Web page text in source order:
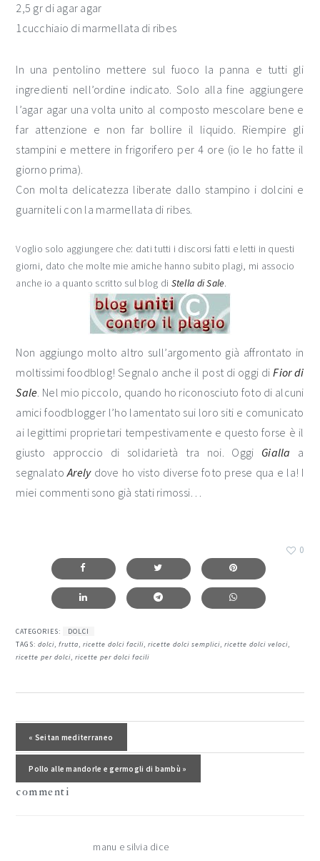
2,5 gr di agar agar
1cucchiaio di marmellata di ribes
In una pentolino mettere sul fuoco la panna e tutti gli
ingredienti nell’ordine indicato. Solo alla fine aggiungere
l’agar agar una volta unito al composto mescolare bene e
far attenzione e non far bollire il liquido. Riempire gli
stampini e mettere in frigorifero per 4 ore (io le ho fatte il
giorno prima).
Con molta delicatezza liberate dallo stampino i dolcini e
guarniteli con la marmellata di ribes.
Voglio solo aggiungere che: dati tutti i discorsi fatti e letti in questi
giorni, dato che molte mie amiche hanno subito plagi, mi associo
anche io a quanto scritto sul blog di Stella di Sale.
Non aggiungo molto altro sull’argomento già affrontato in
moltissimi foodblog! Segnalo anche il post di oggi diFior di
Sale. Nel mio piccolo, quando ho riconosciuto foto di alcuni
amici foodblogger l’ho lamentato sui loro siti e comunicato
ai legittimi proprietari tempestivamente e questo forse è il
giusto approccio di solidarietà tra noi. Oggi Gialla a
segnalatoArelydove ho visto diverse foto prese qua e la! I
miei commenti sono già stati rimossi…
0
CATEGORIES:
DOLCI
TAGS:dolci,frutta,ricette dolci facili,ricette dolci semplici,ricette dolci veloci,
ricette per dolci,ricette per dolci facili
Post precedente:
« Seitan mediterraneo
Post successivo:
Pollo alle mandorle e germogli di bambù »
del
lettore
commenti
manu e silvia dice